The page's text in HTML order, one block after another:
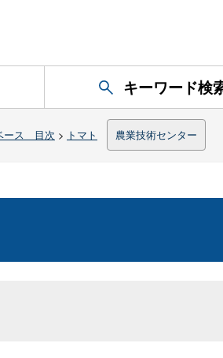
キーワード検
ース 目次 > トマト 農業技術センター